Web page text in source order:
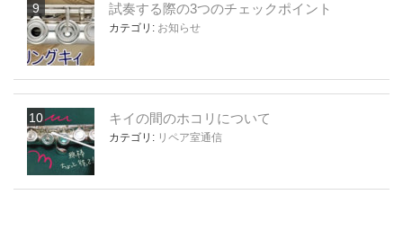
試奏する際の3つのチェックポイント
カテゴリ: お知らせ
キイの間のホコリについて
カテゴリ: リペア室通信